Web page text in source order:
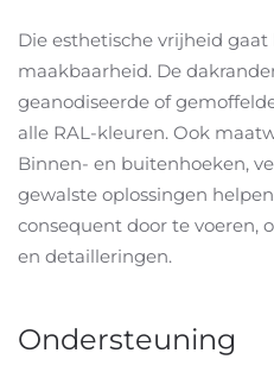
Die esthetische vrijheid
maakbaarheid. De
geanodiseerde of
alle RAL-kleuren. Ook
Binnen- en buitenhoeken,
gewalste oplossingen
consequent door te voeren,
en detailleringen.
Ondersteuning